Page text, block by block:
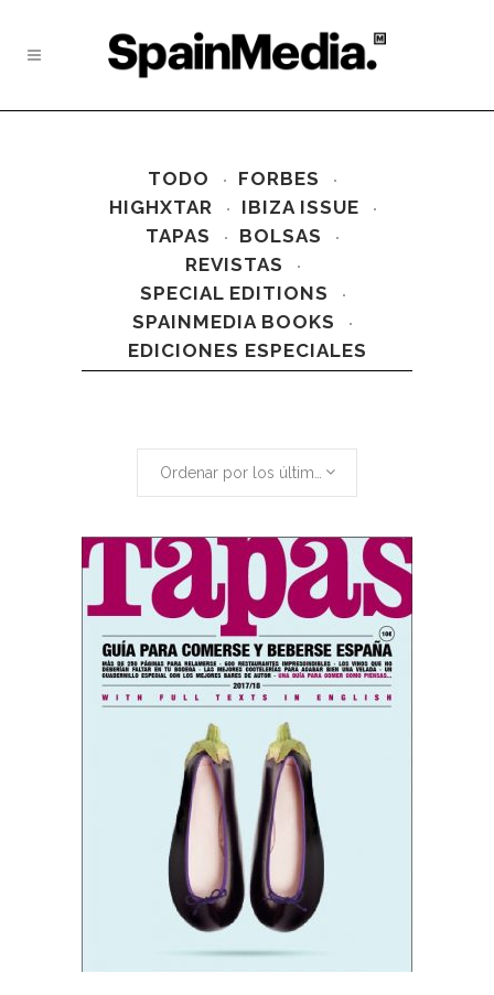
TODO
FORBES
HIGHXTAR
IBIZA ISSUE
TAPAS
BOLSAS
REVISTAS
SPECIAL EDITIONS
SPAINMEDIA BOOKS
EDICIONES ESPECIALES